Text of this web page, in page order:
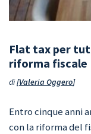
Flat tax per
riforma fiscale
di Valeria Oggero
Entro cinque anni
con la riforma del